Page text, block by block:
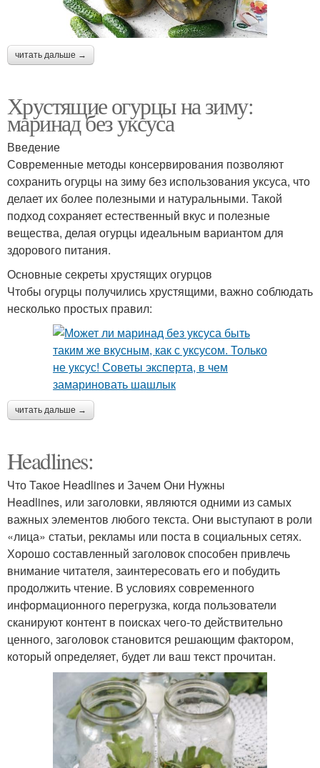
читать дальше →
Хрустящие огурцы на зиму:
маринад без уксуса
Введение
Современные методы консервирования позволяют
сохранить огурцы на зиму без использования уксуса, что
делает их более полезными и натуральными. Такой
подход сохраняет естественный вкус и полезные
вещества, делая огурцы идеальным вариантом для
здорового питания.
Основные секреты хрустящих огурцов
Чтобы огурцы получились хрустящими, важно соблюдать
несколько простых правил:
читать дальше →
Headlines:
Что Такое Headlines и Зачем Они Нужны
Headlines, или заголовки, являются одними из самых
важных элементов любого текста. Они выступают в роли
«лица» статьи, рекламы или поста в социальных сетях.
Хорошо составленный заголовок способен привлечь
внимание читателя, заинтересовать его и побудить
продолжить чтение. В условиях современного
информационного перегрузка, когда пользователи
сканируют контент в поисках чего-то действительно
ценного, заголовок становится решающим фактором,
который определяет, будет ли ваш текст прочитан.